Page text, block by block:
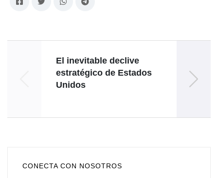
El inevitable declive
estratégico de Estados
Unidos
CONECTA CON NOSOTROS